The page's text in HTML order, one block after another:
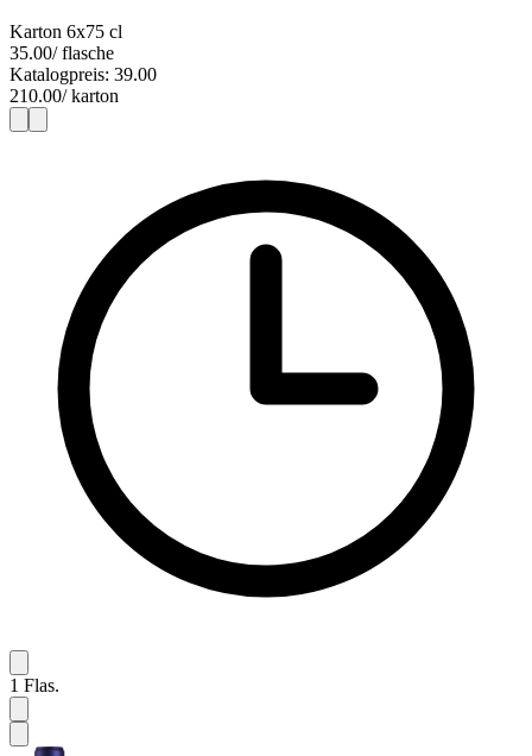
Karton 6x75 cl
35.00/ flasche
Katalogpreis: 39.00
210.00/ karton
1
1 Flas.